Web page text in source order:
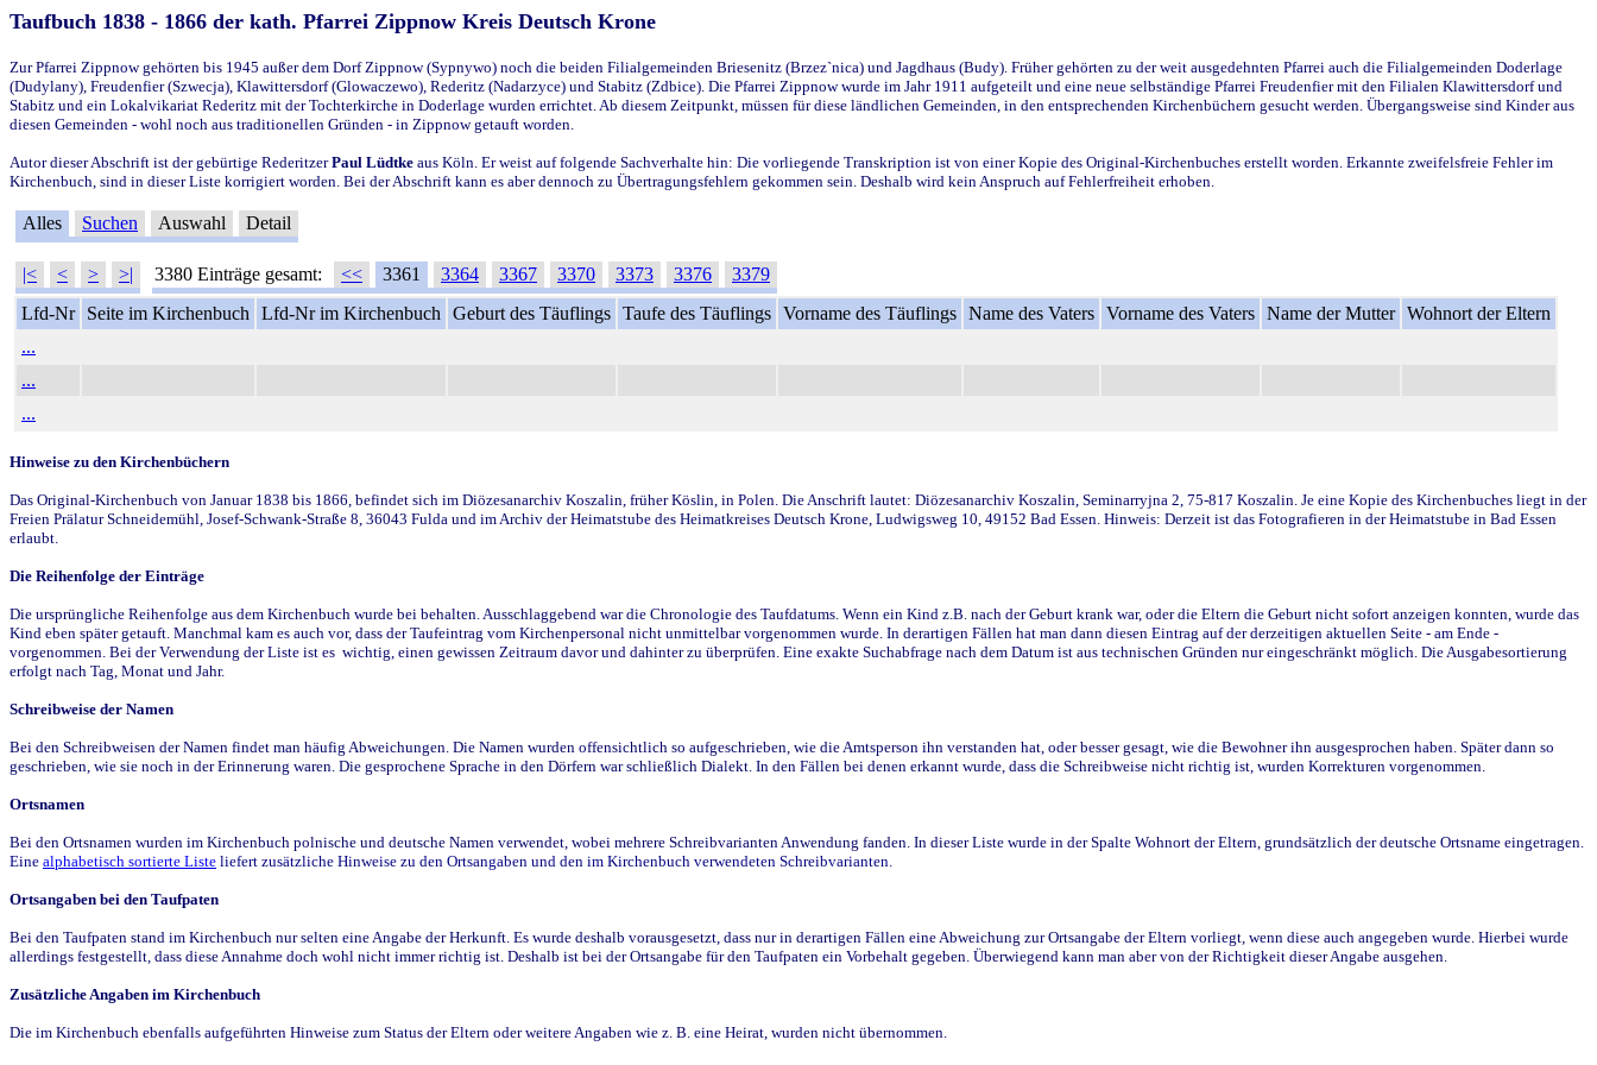
Taufbuch 1838 - 1866 der kath. Pfarrei Zippnow Kreis Deutsch Krone
Zur Pfarrei Zippnow gehörten bis 1945 außer dem Dorf Zippnow (Sypnywo) noch die beiden Filialgemeinden Briesenitz (Brzez`nica) und Jagdhaus (Budy). Früher gehörten zu der weit ausgedehnten Pfarrei auch die Filialgemeinden Doderlage
(Dudylany), Freudenfier (Szwecja), Klawittersdorf (Glowaczewo), Rederitz (Nadarzyce) und Stabitz (Zdbice). Die Pfarrei Zippnow wurde im Jahr 1911 aufgeteilt und eine neue selbständige Pfarrei Freudenfier mit den Filialen Klawittersdorf und
Stabitz und ein Lokalvikariat Rederitz mit der Tochterkirche in Doderlage wurden errichtet. Ab diesem Zeitpunkt, müssen für diese ländlichen Gemeinden, in den entsprechenden Kirchenbüchern gesucht werden. Übergangsweise sind Kinder aus
diesen Gemeinden - wohl noch aus traditionellen Gründen - in Zippnow getauft worden.
Autor dieser Abschrift ist der gebürtige RederitzerPaul Lüdtke aus Köln. Er weist auf folgende Sachverhalte hin: Die vorliegende Transkription ist von einer Kopie des Original-Kirchenbuches erstellt worden. Erkannte zweifelsfreie Fehler im
Kirchenbuch, sind in dieser Liste korrigiert worden. Bei der Abschrift kann es aber dennoch zu Übertragungsfehlern gekommen sein. Deshalb wird kein Anspruch auf Fehlerfreiheit erhoben.
Alles Suchen Auswahl Detail
|< < > >| 3380 Einträge gesamt: << 3361 3364 3367 3370 3373 3376
3379
Lfd-Nr
Seite im Kirchenbuch Lfd-Nr im Kirchenbuch Geburt des Täuflings Taufe des Täuflings Vorname des Täuflings Name des Vaters Vorname des Vaters Name der Mutter Wohnort der Eltern
...
...
...
Hinweise zu den Kirchenbüchern
Das Original-Kirchenbuch von Januar 1838 bis 1866, befindet sich im Diözesanarchiv Koszalin, früher Köslin, in Polen. Die Anschrift lautet: Diözesanarchiv Koszalin, Seminarryjna 2, 75-817 Koszalin. Je eine Kopie des Kirchenbuches liegt in der
Freien Prälatur Schneidemühl, Josef-Schwank-Straße 8, 36043 Fulda und im Archiv der Heimatstube des Heimatkreises Deutsch Krone, Ludwigsweg 10, 49152 Bad Essen. Hinweis: Derzeit ist das Fotografieren in der Heimatstube in Bad Essen
erlaubt.
Die Reihenfolge der Einträge
Die ursprüngliche Reihenfolge aus dem Kirchenbuch wurde bei behalten. Ausschlaggebend war die Chronologie des Taufdatums. Wenn ein Kind z.B. nach der Geburt krank war, oder die Eltern die Geburt nicht sofort anzeigen konnten, wurde das
Kind eben später getauft. Manchmal kam es auch vor, dass der Taufeintrag vom Kirchenpersonal nicht unmittelbar vorgenommen wurde. In derartigen Fällen hat man dann diesen Eintrag auf der derzeitigen aktuellen Seite - am Ende -
vorgenommen. Bei der Verwendung der Liste ist es wichtig, einen gewissen Zeitraum davor und dahinter zu überprüfen. Eine exakte Suchabfrage nach dem Datum ist aus technischen Gründen nur eingeschränkt möglich. Die Ausgabesortierung
erfolgt nach Tag, Monat und Jahr.
Schreibweise der Namen
Bei den Schreibweisen der Namen findet man häufig Abweichungen. Die Namen wurden offensichtlich so aufgeschrieben, wie die Amtsperson ihn verstanden hat, oder besser gesagt, wie die Bewohner ihn ausgesprochen haben. Später dann so
geschrieben, wie sie noch in der Erinnerung waren. Die gesprochene Sprache in den Dörfern war schließlich Dialekt. In den Fällen bei denen erkannt wurde, dass die Schreibweise nicht richtig ist, wurden Korrekturen vorgenommen.
Ortsnamen
Bei den Ortsnamen wurden im Kirchenbuch polnische und deutsche Namen verwendet, wobei mehrere Schreibvarianten Anwendung fanden. In dieser Liste wurde in der Spalte Wohnort der Eltern, grundsätzlich der deutsche Ortsname eingetragen.
Eine alphabetisch sortierte Liste liefert zusätzliche Hinweise zu den Ortsangaben und den im Kirchenbuch verwendeten Schreibvarianten.
Ortsangaben bei den Taufpaten
Bei den Taufpaten stand im Kirchenbuch nur selten eine Angabe der Herkunft. Es wurde deshalb vorausgesetzt, dass nur in derartigen Fällen eine Abweichung zur Ortsangabe der Eltern vorliegt, wenn diese auch angegeben wurde. Hierbei wurde
allerdings festgestellt, dass diese Annahme doch wohl nicht immer richtig ist. Deshalb ist bei der Ortsangabe für den Taufpaten ein Vorbehalt gegeben. Überwiegend kann man aber von der Richtigkeit dieser Angabe ausgehen.
Zusätzliche Angaben im Kirchenbuch
Die im Kirchenbuch ebenfalls aufgeführten Hinweise zum Status der Eltern oder weitere Angaben wie z. B. eine Heirat, wurden nicht übernommen.